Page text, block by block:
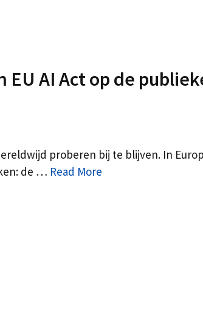
EU AI Act op de
proberen bij te blijven. In
de … Read More